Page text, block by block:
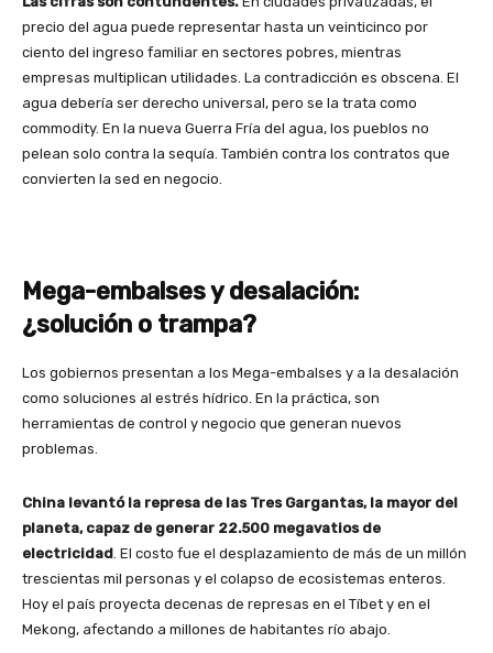
precio del agua puede representar hasta un veinticinco por
ciento del ingreso familiar en sectores pobres, mientras
empresas multiplican utilidades. La contradicción es obscena. El
agua debería ser derecho universal, pero se la trata como
commodity. En la nueva Guerra Fría del agua, los pueblos no
pelean solo contra la sequía. También contra los contratos que
convierten la sed en negocio.
Mega-embalses y desalación:
¿solución o trampa?
Los gobiernos presentan a los Mega-embalses y a la desalación
como soluciones al estrés hídrico. En la práctica, son
herramientas de control y negocio que generan nuevos
problemas.
China levantó la represa de las Tres Gargantas, la mayor del
planeta, capaz de generar 22.500 megavatios de
electricidad . El costo fue el desplazamiento de más de un millón
trescientas mil personas y el colapso de ecosistemas enteros.
Hoy el país proyecta decenas de represas en el Tíbet y en el
Mekong, afectando a millones de habitantes río abajo.